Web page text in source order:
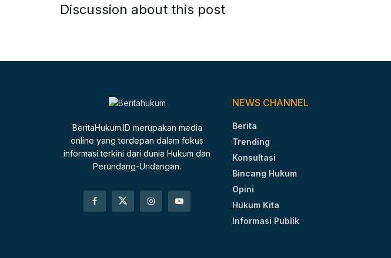
Discussion about this post
BeritaHukum.ID merupakan media
online yang terdepan dalam fokus
informasi terkini dari dunia Hukum dan
Perundang-Undangan.
NEWS CHANNEL
Berita
Trending
Konsultasi
Bincang Hukum
Opini
Hukum Kita
Informasi Publik